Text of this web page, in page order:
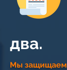
два.
Мы защищаем